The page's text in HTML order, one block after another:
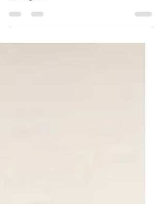
habe ich drei Schnitte, auf die ich immer wieder
zurückgreife.